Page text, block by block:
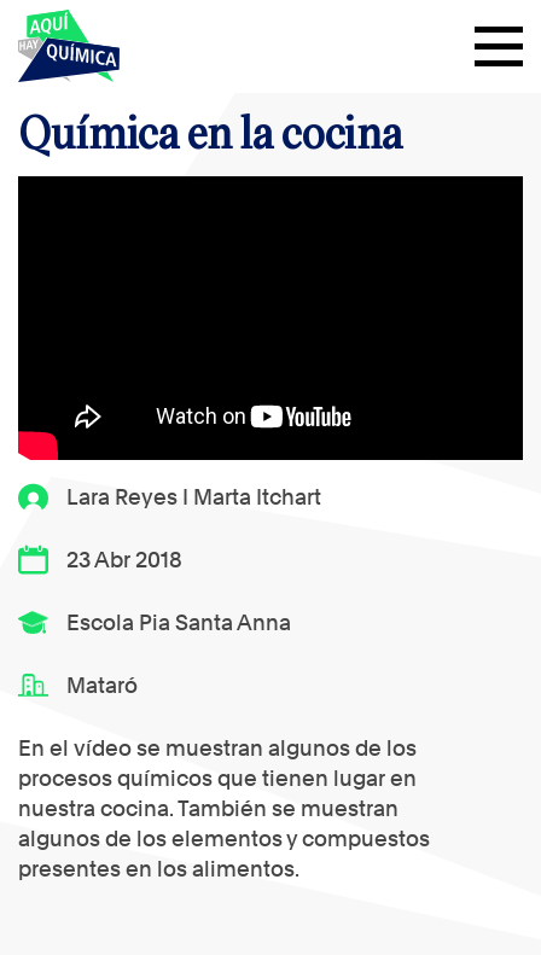
Lara Reyes I Marta Itchart
23 Abr 2018
Escola Pia Santa Anna
Mataró
En el vídeo se muestran algunos de los
procesos químicos que tienen lugar en
nuestra cocina. También se muestran
algunos de los elementos y compuestos
presentes en los alimentos.
Química en la cocina